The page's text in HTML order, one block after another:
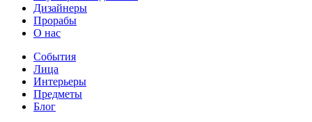
Дизайнеры
Прорабы
О нас
События
Лица
Интерьеры
Предметы
Блог